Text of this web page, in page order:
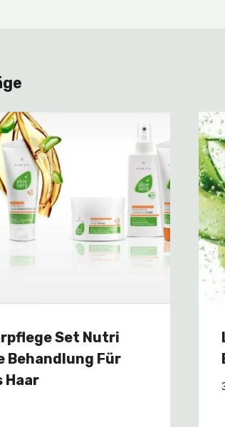
Set Nutri
Behandlung Für
Haar